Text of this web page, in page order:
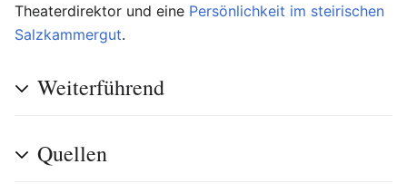
Theaterdirektor und eine Persönlichkeit im steirischen
Salzkammergut.
Weiterführend
Quellen